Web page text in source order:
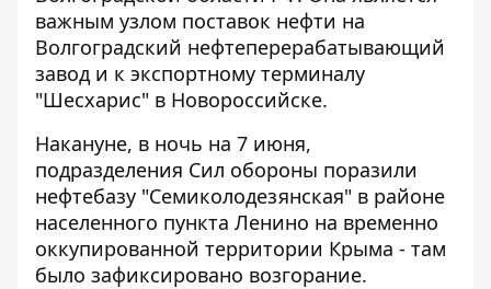
важным узлом поставок нефти на
Волгоградский нефтеперерабатывающий
завод и к экспортному терминалу
"Шесхарис" в Новороссийске.
Накануне, в ночь на 7 июня,
подразделения Сил обороны поразили
нефтебазу "Семиколодезянская" в районе
населенного пункта Ленино на временно
оккупированной территории Крыма - там
было зафиксировано возгорание.